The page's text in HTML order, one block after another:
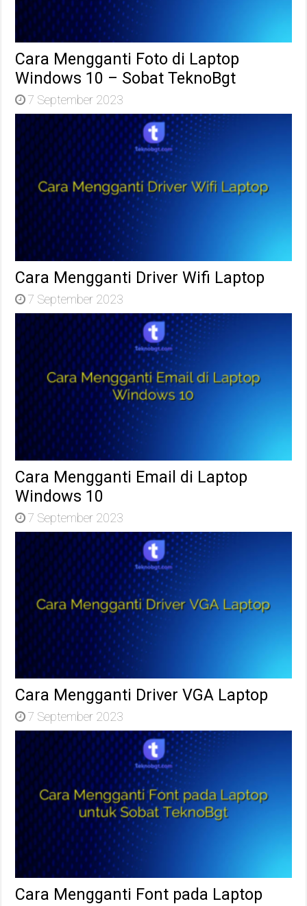
Cara Mengganti Foto di Laptop
Windows 10 – Sobat TeknoBgt
7 September 2023
Cara Mengganti Driver Wifi Laptop
7 September 2023
Cara Mengganti Email di Laptop
Windows 10
7 September 2023
Cara Mengganti Driver VGA Laptop
7 September 2023
Cara Mengganti Font pada Laptop